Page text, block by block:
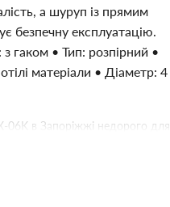
а шуруп із прямим
безпечну експлуатацію.
гаком • Тип: розпірний •
матеріали • Діаметр: 4
в Запоріжжі недорого для
матеріалів Торус